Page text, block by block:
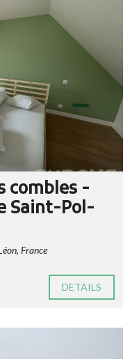
combles -
Saint-Pol-
France
DETAILS